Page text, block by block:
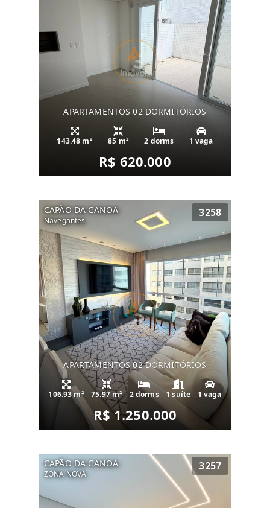
APARTAMENTOS 02 DORMITÓRIOS
143.48 m² 85 m² 2 dorms 1 vaga
R$ 620.000
CAPÃO DA CANOA
Navegantes
3258
APARTAMENTOS 02 DORMITÓRIOS
106.93 m² 75.97 m² 2 dorms 1 suíte 1 vaga
R$ 1.250.000
CAPÃO DA CANOA
ZONA NOVA
3257